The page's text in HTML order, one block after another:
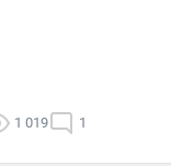
1 019 1